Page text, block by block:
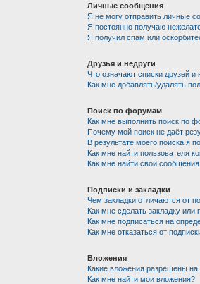
Личные сообщения
Я не могу отправить личные
Я постоянно получаю
Я получил спам или
Друзья и недруги
Что означают списки друзей и
Как мне добавлять/удалять
Поиск по форумам
Как мне выполнить поиск по
Почему мой поиск не даёт
В результате моего поиска я
Как мне найти пользователя
Как мне найти свои
Подписки и закладки
Чем закладки отличаются от
Как мне сделать закладку
Как мне подписаться на
Как мне отказаться от
Вложения
Какие вложения разрешены
Как мне найти мои вложения?